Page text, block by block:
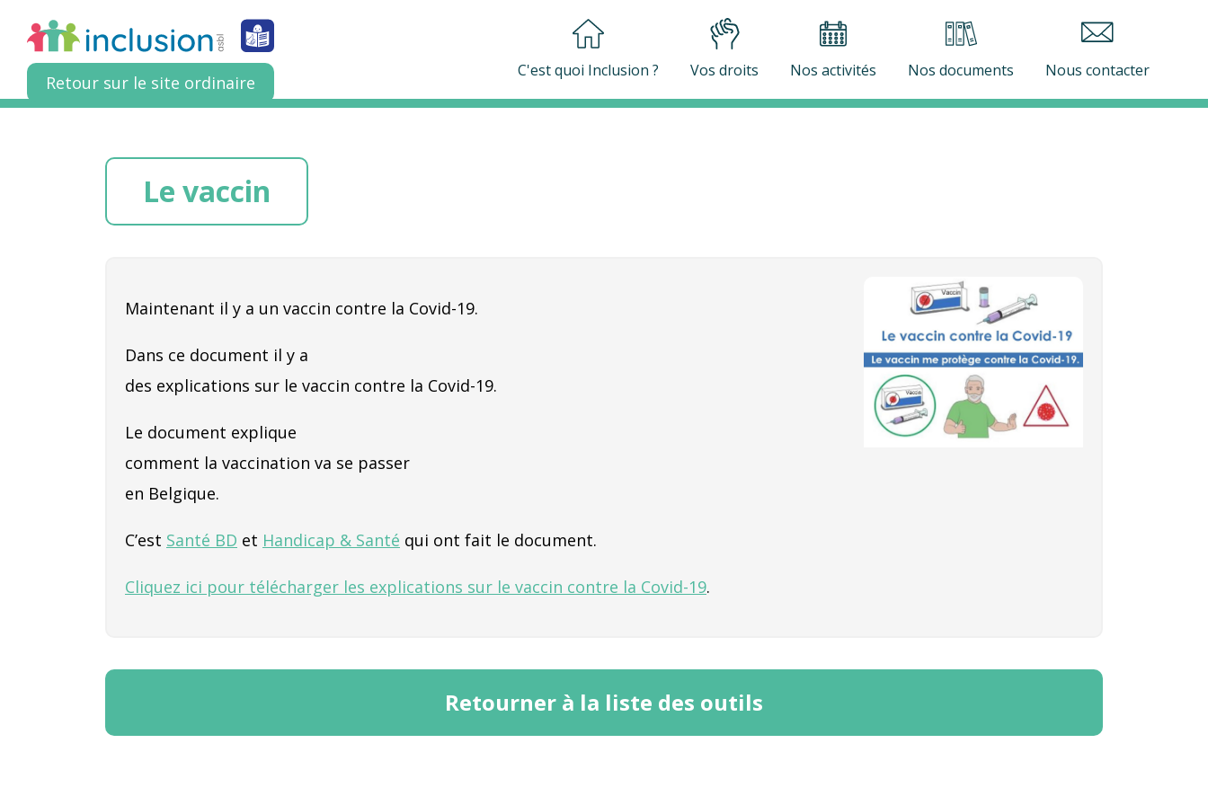
Retour sur le site ordinaire
C'est quoi Inclusion ? Vos droits Nos activités Nos documents Nous contacter
Le vaccin
Maintenant il y a un vaccin contre la Covid-19.
Dans ce document il y a
des explications sur le vaccin contre la Covid-19.
Le document explique
comment la vaccination va se passer
en Belgique.
C’est Santé BD et Handicap & Santé qui ont fait le document.
Cliquez ici pour télécharger les explications sur le vaccin contre la Covid-19.
Retourner à la liste des outils